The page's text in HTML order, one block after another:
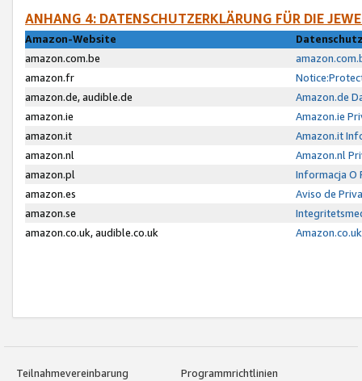
ANHANG 4: DATENSCHUTZERKLÄRUNG FÜR DIE
Amazon-Website
amazon.com.be
amazon.fr
amazon.de, audible.de
Amazon.de
amazon.ie
Amazon.ie
amazon.it
Amazon.it
amazon.nl
Amazon.nl
amazon.pl
Informacja O
amazon.es
Aviso de
amazon.se
amazon.co.uk, audible.co.uk
Teilnahmevereinbarung
Programmrichtlinien